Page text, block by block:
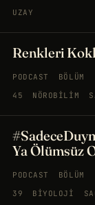
UZAY
Renkleri
PODCAST
BÖLÜM
45
NÖROBILIM
Ya Ölümsüz
PODCAST
BÖLÜM
39
BIYOLOJI